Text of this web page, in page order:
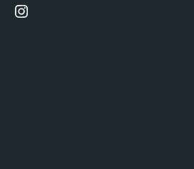
Youtube